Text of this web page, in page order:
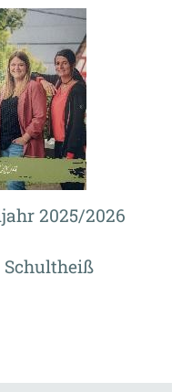
2025/2026